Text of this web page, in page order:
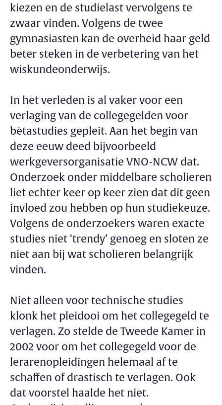
kiezen en de studielast vervolgens te
zwaar vinden. Volgens de twee
gymnasiasten kan de overheid haar geld
beter steken in de verbetering van het
wiskundeonderwijs.
In het verleden is al vaker voor een
verlaging van de collegegelden voor
bètastudies gepleit. Aan het begin van
deze eeuw deed bijvoorbeeld
werkgeversorganisatie VNO-NCW dat.
Onderzoek onder middelbare scholieren
liet echter keer op keer zien dat dit geen
invloed zou hebben op hun studiekeuze.
Volgens de onderzoekers waren exacte
studies niet ‘trendy’ genoeg en sloten ze
niet aan bij wat scholieren belangrijk
vinden.
Niet alleen voor technische studies
klonk het pleidooi om het collegegeld te
verlagen. Zo stelde de Tweede Kamer in
2002 voor om het collegegeld voor de
lerarenopleidingen helemaal af te
schaffen of drastisch te verlagen. Ook
dat voorstel haalde het niet.